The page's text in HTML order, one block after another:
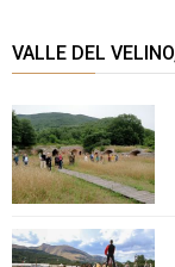
VALLE DEL